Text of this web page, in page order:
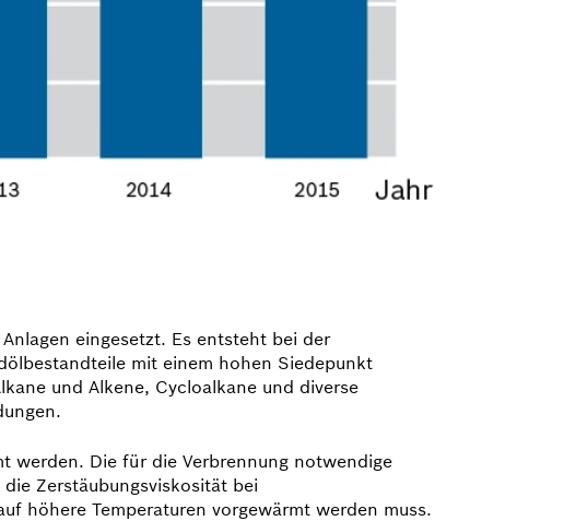
eingesetzt. Es entsteht bei der
mit einem hohen Siedepunkt
und Alkene, Cyclo­alkane und diverse
werden. Die für die Verbrennung notwendige
Zerstäubungsviskosität bei
höhere Temperaturen vorgewärmt werden muss.